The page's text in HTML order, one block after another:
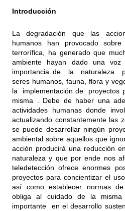
Introducción
La degradación que las
humanos han provocado
terrorífica, ha generado que
ambiente hayan dado una
importancia de la naturaleza
seres humanos, fauna, flora y
la implementación de proyectos
misma . Debe de haber una
actividades humanas donde
actualizando constantemente las
se puede desarrollar ningún
ambiental sobre aquellos que
acción producirá una reducción
naturaleza y que por ende nos
teledetección ofrece enormes
proyectos para concientizar el
así como establecer normas
obliga al cuidado de la misma
importante en el desarrollo